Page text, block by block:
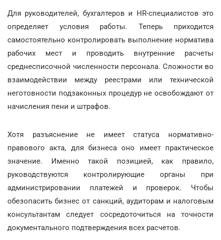
Для руководителей, бухгалтеров и HR-специалистов это
определяет условия работы. Теперь приходится
самостоятельно контролировать выполнение норматива
рабочих мест и проводить внутренние расчеты
среднесписочной численности персонала. Сложности во
взаимодействии между реестрами или технической
неготовности подзаконных процедур не освобождают от
начисления пени и штрафов.
Хотя разъяснение не имеет статуса нормативно-
правового акта, для бизнеса оно имеет практическое
значение. Именно такой позицией, как правило,
руководствуются контролирующие органы при
администрировании платежей и проверок. Чтобы
обезопасить бизнес от санкций, аудиторам и налоговым
консультантам следует сосредоточиться на точности
документального подтверждения всех расчетов.